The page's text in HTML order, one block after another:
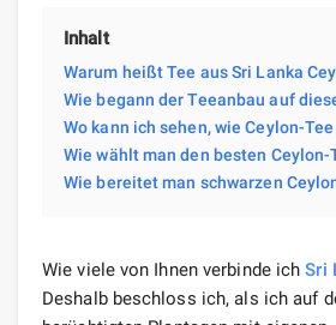
Inhalt
Warum heißt Tee aus Sri Lanka
Wie begann der Teeanbau auf
Wo kann ich sehen, wie Ceylon-
Wie wählt man den besten Ceylon-
Wie bereitet man schwarzen
Wie viele von Ihnen verbinde ichSri
Deshalb beschloss ich, als ich auf